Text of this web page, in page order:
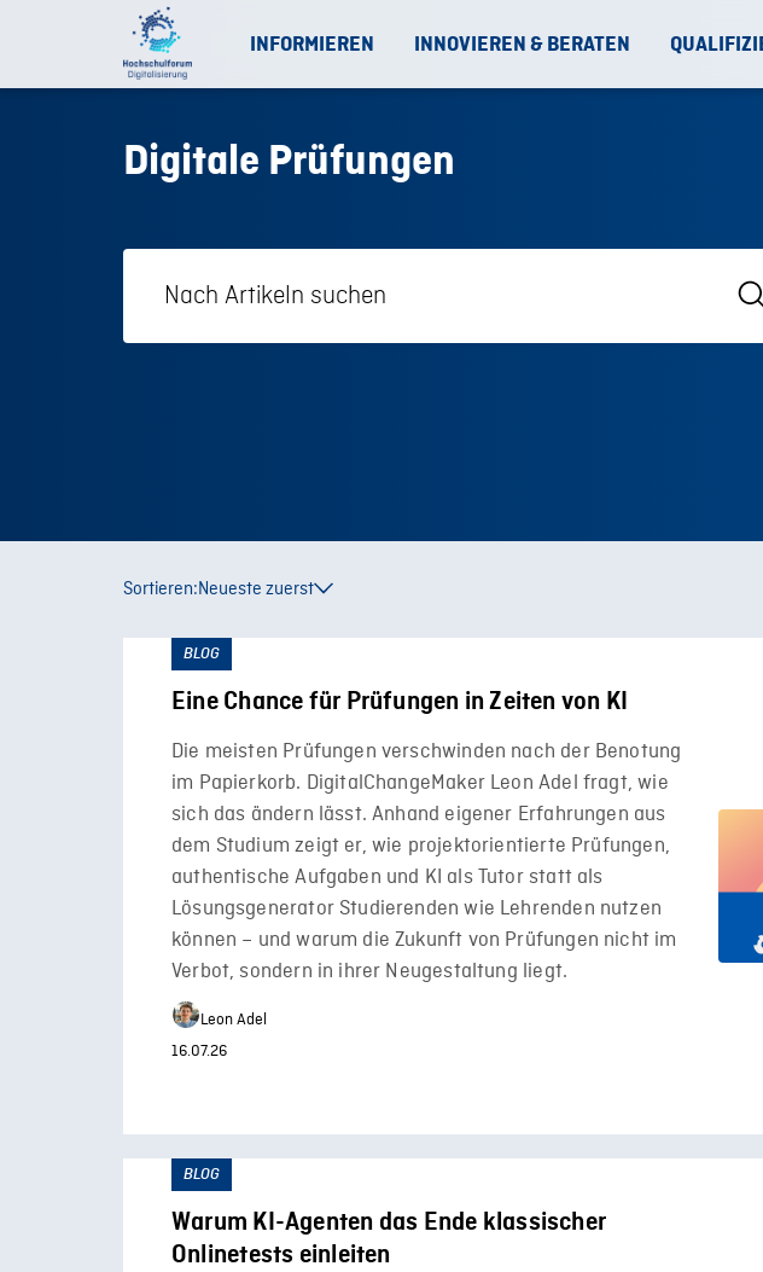
INFORMIEREN INNOVIEREN & BERATEN
Digitale Prüfungen
Sortieren:Neueste zuerst
BLOG
Eine Chance für Prüfungen in Zeiten von KI
Die meisten Prüfungen verschwinden nach der Benotung
im Papierkorb. DigitalChangeMaker Leon Adel fragt, wie
sich das ändern lässt. Anhand eigener Erfahrungen aus
dem Studium zeigt er, wie projektorientierte Prüfungen,
authentische Aufgaben und KI als Tutor statt als
Lösungsgenerator Studierenden wie Lehrenden nutzen
können – und warum die Zukunft von Prüfungen nicht im
Verbot, sondern in ihrer Neugestaltung liegt.
Leon Adel
16.07.26
BLOG
Warum KI-Agenten das Ende klassischer
Onlinetests einleiten